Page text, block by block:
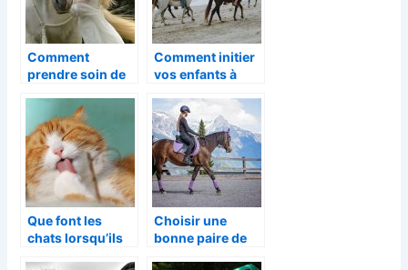
Comment
prendre soin de
Comment initier
vos enfants à
l’équitation ?
Que font les
chats lorsqu’ils
Choisir une
bonne paire de